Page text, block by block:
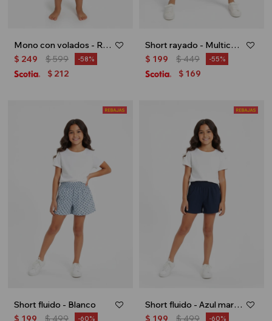
Mono con volados - Rosa
$ 249 $599 58
$ 212
Short rayado - Multicolor
$ 199 $449 55
$ 169
Short fluido - Blanco
$ 199 $499 60
Short fluido - Azul marino
$ 199 $499 60